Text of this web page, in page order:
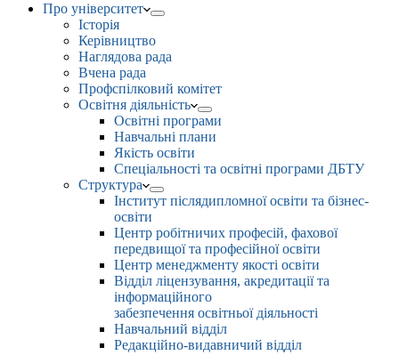
Про університет
Історія
Керівництво
Наглядова рада
Вчена рада
Профспілковий комітет
Освітня діяльність
Освітні програми
Навчальні плани
Якість освіти
Спеціальності та освітні програми ДБТУ
Структура
Інститут післядипломної освіти та бізнес-
освіти
Центр робітничих професій, фахової
передвищої та професійної освіти
Центр менеджменту якості освіти
Відділ ліцензування, акредитації та
інформаційного
забезпечення освітньої діяльності
Навчальний відділ
Редакційно-видавничий відділ